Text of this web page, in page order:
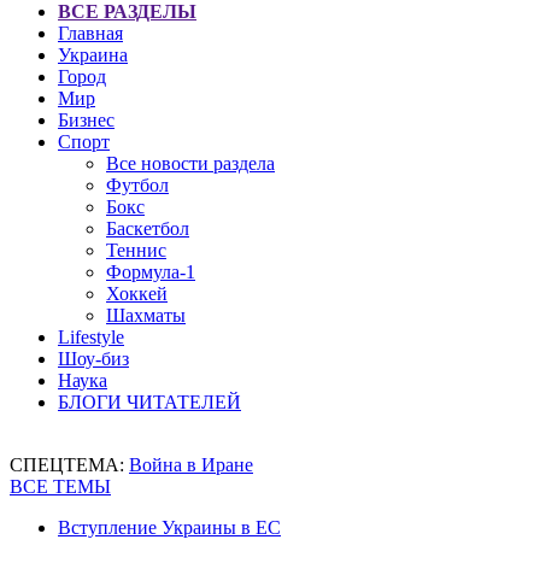
ВСЕ РАЗДЕЛЫ
Главная
Украина
Город
Мир
Бизнес
Спорт
Все новости раздела
Футбол
Бокс
Баскетбол
Теннис
Формула-1
Хоккей
Шахматы
Lifestyle
Шоу-биз
Наука
БЛОГИ ЧИТАТЕЛЕЙ
СПЕЦТЕМА: Война в Иране
ВСЕ ТЕМЫ
Вступление Украины в ЕС